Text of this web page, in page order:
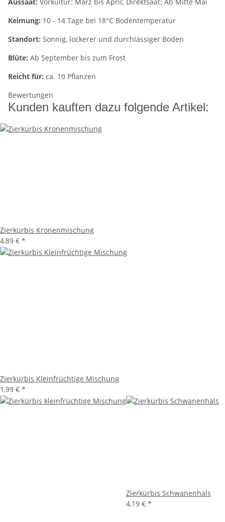
Keimung: 10 - 14 Tage bei 18°C Bodentemperatur
Standort: Sonnig, lockerer und durchlässiger Boden
Blüte: Ab September bis zum Frost
Reicht für: ca. 10 Pflanzen
Bewertungen
Kunden kauften dazu folgende Artikel:
Zierkürbis Kronenmischung
4,89 € *
Zierkürbis Kleinfrüchtige Mischung
1,99 € *
Zierkürbis Schwanenhals
4,19 € *